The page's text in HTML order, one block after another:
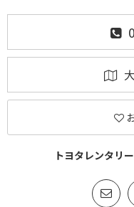
トヨタレンタリ